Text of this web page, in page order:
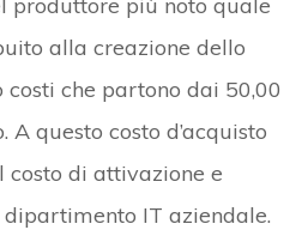
alla creazione dello
costi che partono dai 50,00
A questo costo d’acquisto
di attivazione e
IT aziendale.